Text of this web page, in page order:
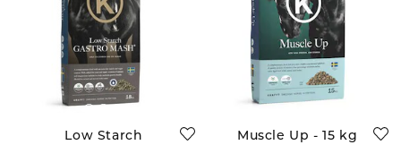
Low Starch
Muscle Up - 15 kg